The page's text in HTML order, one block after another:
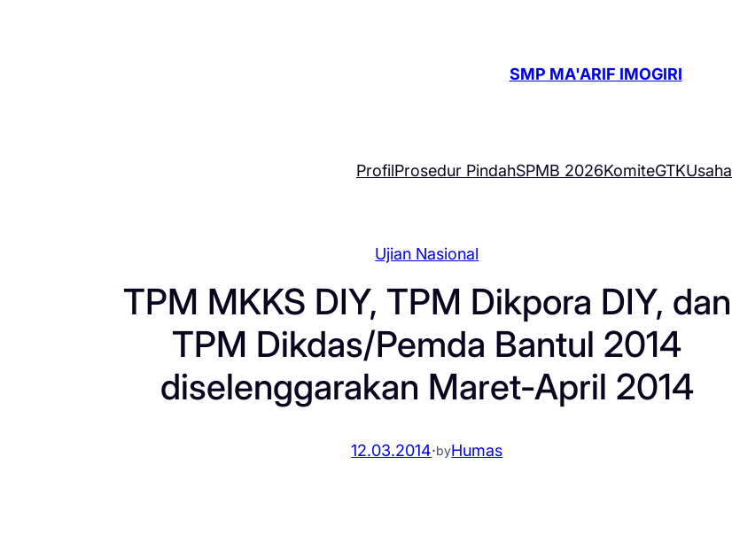
SMP MA'ARIF IMOGIRI
ProfilProsedur PindahSPMB 2026KomiteGTKUsaha
Ujian Nasional
TPM MKKS DIY, TPM Dikpora DIY, dan
TPM Dikdas/Pemda Bantul 2014
diselenggarakan Maret-April 2014
12.03.2014·byHumas